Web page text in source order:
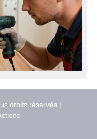
droits réservés |